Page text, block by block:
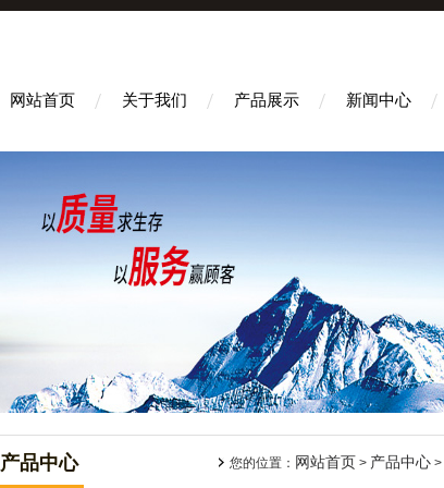
网站首页 关于我们 产品展示 新闻中心
产品中心 您的位置： 网站首页 > 产品中心 >